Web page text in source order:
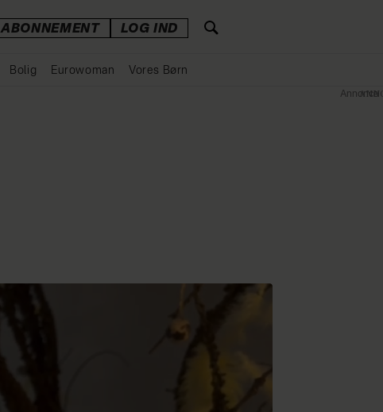
ABONNEMENT LOG IND
Bolig Eurowoman Vores Børn
Annonce